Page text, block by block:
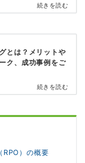
続きを読む
とは？メリットや
ク、成功事例をご
続きを読む
RPO）の概要